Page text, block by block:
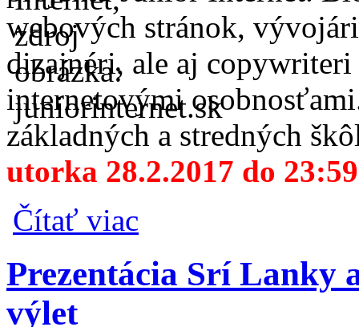
webových stránok,
dizajnéri, ale aj copywriteri
internetovými
základných a stredných
utorka 28.2.2017 do 23:59
Čítať viac
Prezentácia Srí Lanky
výlet